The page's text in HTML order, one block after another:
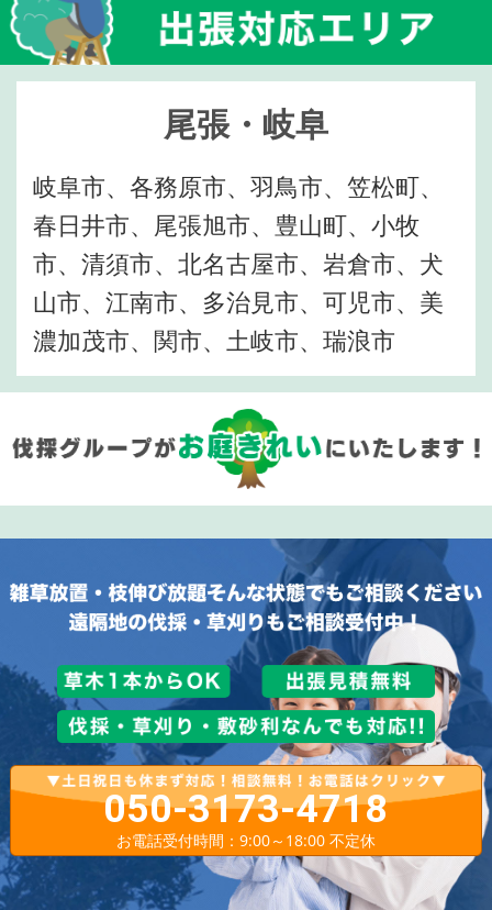
尾張・岐阜
岐阜市、各務原市、羽鳥市、笠松町、
春日井市、尾張旭市、豊山町、小牧
市、清須市、北名古屋市、岩倉市、犬
山市、江南市、多治見市、可児市、美
濃加茂市、関市、土岐市、瑞浪市
050-3173-4718
お電話受付時間：9:00～18:00 不定休